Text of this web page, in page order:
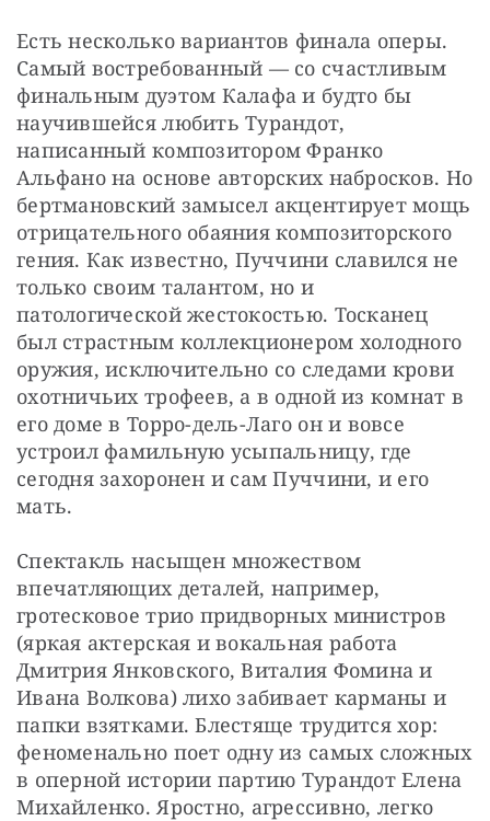
Есть несколько вариантов финала оперы.
Самый востребованный — со счастливым
финальным дуэтом Калафа и будто бы
научившейся любить Турандот,
написанный композитором Франко
Альфано на основе авторских набросков. Но
бертмановский замысел акцентирует мощь
отрицательного обаяния композиторского
гения. Как известно, Пуччини славился не
только своим талантом, но и
патологической жестокостью. Тосканец
был страстным коллекционером холодного
оружия, исключительно со следами крови
охотничьих трофеев, а в одной из комнат в
его доме в Торро-дель-Лаго он и вовсе
устроил фамильную усыпальницу, где
сегодня захоронен и сам Пуччини, и его
мать.
Спектакль насыщен множеством
впечатляющих деталей, например,
гротесковое трио придворных министров
(яркая актерская и вокальная работа
Дмитрия Янковского, Виталия Фомина и
Ивана Волкова) лихо забивает карманы и
папки взятками. Блестяще трудится хор:
феноменально поет одну из самых сложных
в оперной истории партию Турандот Елена
Михайленко. Яростно, агрессивно, легко